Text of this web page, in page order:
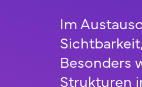
Im
Besonders
Strukturen